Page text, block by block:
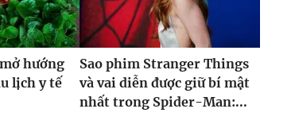
hướng
lịch y tế
Sao phim Stranger Things
và vai diễn được giữ bí mật
nhất trong Spider-Man:...